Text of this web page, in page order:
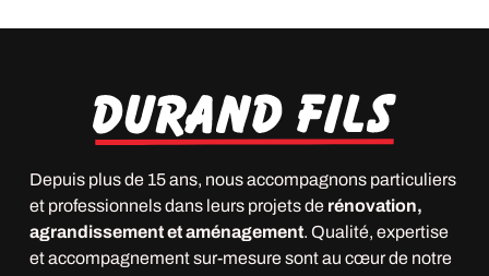
Depuis plus de 15 ans, nous accompagnons particuliers
et professionnels dans leurs projets de rénovation,
agrandissement et aménagement. Qualité, expertise
et accompagnement sur-mesure sont au cœur de notre